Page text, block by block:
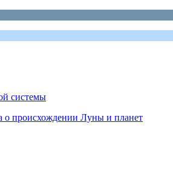
системы
о происхождении Луны и планет